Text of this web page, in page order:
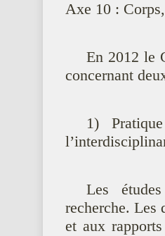
Axe 10 :
En 2012 le
concernant
1)
Les
recherche. Les
et aux